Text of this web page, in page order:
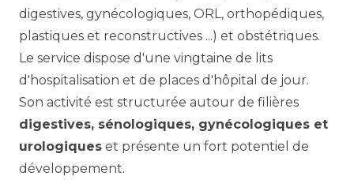
digestives, gynécologiques, ORL, orthopédiques,
plastiques et reconstructives ...) et obstétriques.
Le service dispose d'une vingtaine de lits
d'hospitalisation et de places d'hôpital de jour.
Son activité est structurée autour de filières
digestives, sénologiques, gynécologiques et
urologiques et présente un fort potentiel de
développement.